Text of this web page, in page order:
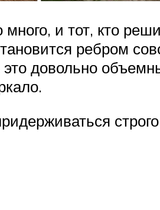
и тот, кто
ребром
это довольно